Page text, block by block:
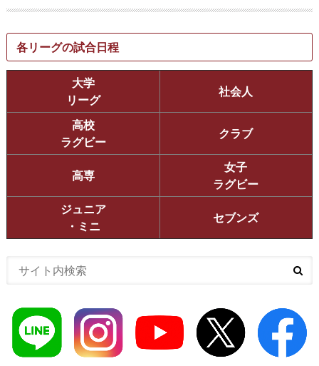
各リーグの試合日程
大学
リーグ
社会人
高校
ラグビー
クラブ
高専
女子
ラグビー
ジュニア
・ミニ
セブンズ